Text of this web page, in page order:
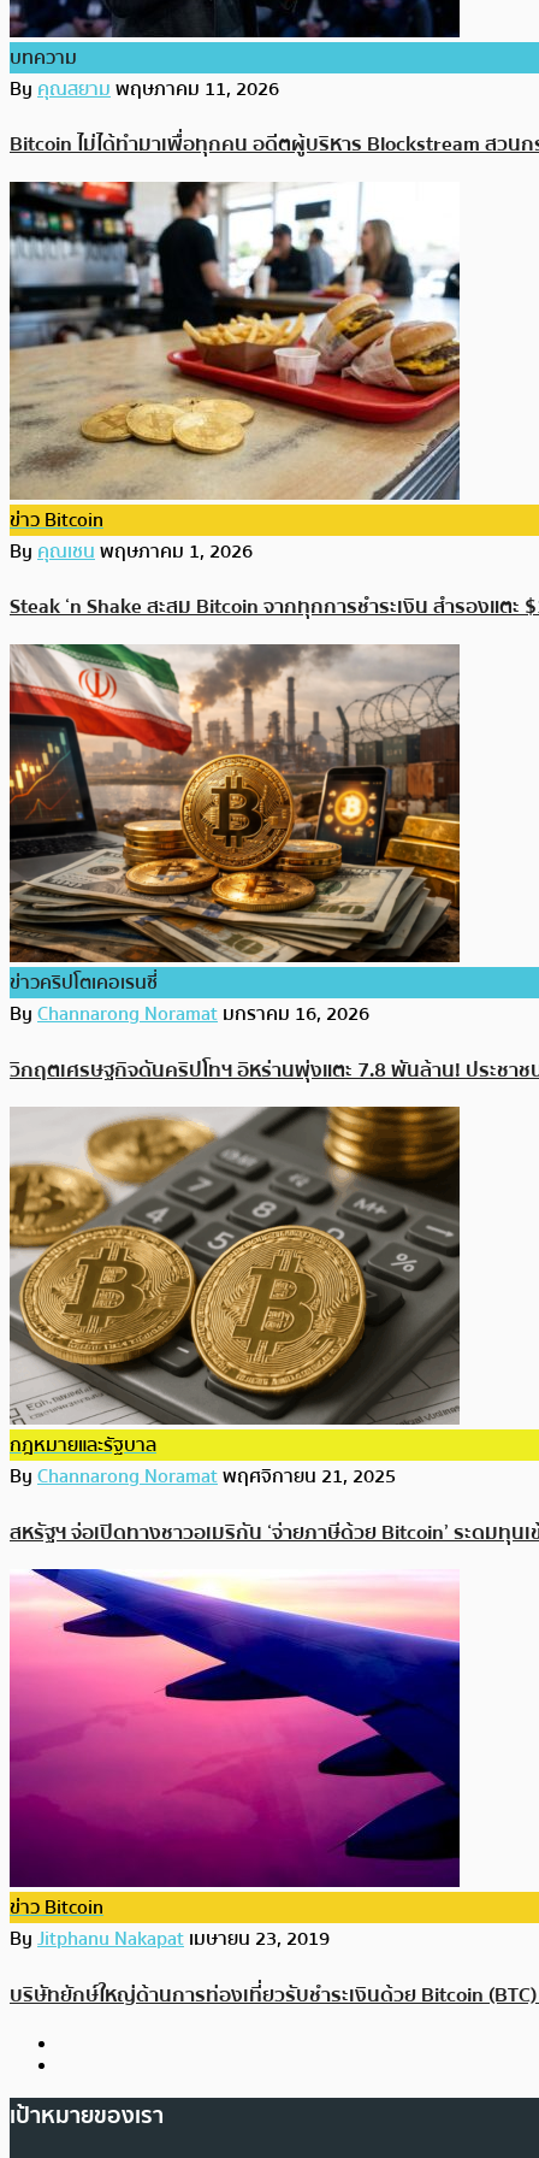
บทความ
Byคุณสยามพฤษภาคม 11, 2026
Bitcoin ไม่ได้ทำมาเพื่อทุกคน อดีตผู้บริหาร Blockstream สวน
ข่าว Bitcoin
Byคุณเชนพฤษภาคม 1, 2026
Steak ‘n Shake สะสม Bitcoin จากทุกการชำระเงิน สำรองแตะ
ข่าวคริปโตเคอเรนซี่
ByChannarong Noramatมกราคม 16, 2026
วิกฤตเศรษฐกิจดันคริปโทฯ อิหร่านพุ่งแตะ 7.8 พันล้าน! ประชาช
กฎหมายและรัฐบาล
ByChannarong Noramatพฤศจิกายน 21, 2025
สหรัฐฯ จ่อเปิดทางชาวอเมริกัน ‘จ่ายภาษีด้วย Bitcoin’ ระดมทุน
ข่าว Bitcoin
ByJitphanu Nakapatเมษายน 23, 2019
บริษัทยักษ์ใหญ่ด้านการท่องเที่ยวรับชำระเงินด้วย Bitcoin (BTC)
เป้าหมายของเรา